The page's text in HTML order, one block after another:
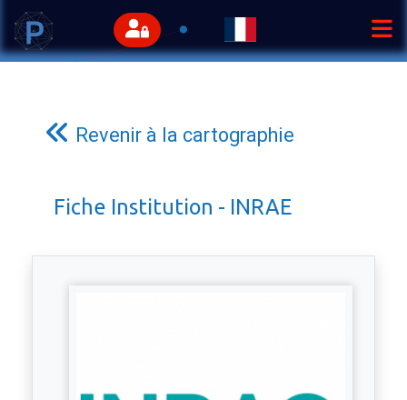
Revenir à la cartographie
Fiche Institution - INRAE